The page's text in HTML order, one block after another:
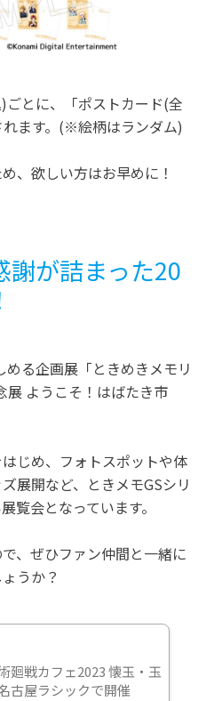
とに、「ポストカード(全
ます。(※絵柄はランダム)
、欲しい方はお早めに！
謝が詰まった20
める企画展「ときめきメモリ
ようこそ！はばたき市
じめ、フォトスポットや体
展開など、ときメモGSシリ
覧会となっています。
、ぜひファン仲間と一緒に
うか？
術廻戦カフェ2023 懐玉・玉
古屋ラシックで開催